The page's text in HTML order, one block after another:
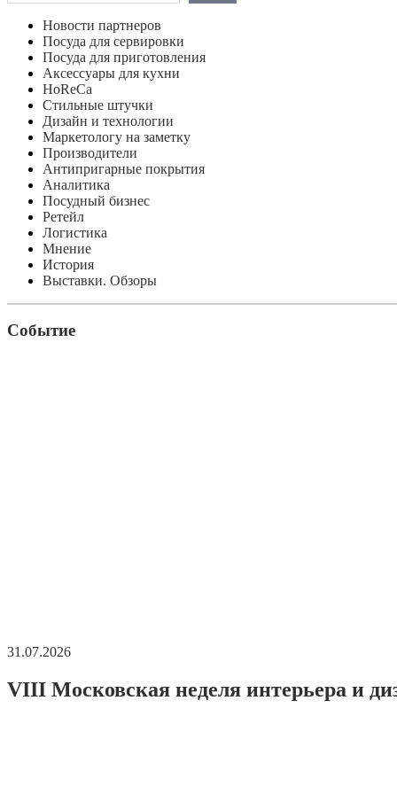
Новости партнеров
Посуда для сервировки
Посуда для приготовления
Аксессуары для кухни
HoReCa
Стильные штучки
Дизайн и технологии
Маркетологу на заметку
Производители
Антипригарные покрытия
Аналитика
Посудный бизнес
Ретейл
Логистика
Мнение
История
Выставки. Обзоры
Событие
31.07.2026
VIII Московская неделя интерьера и